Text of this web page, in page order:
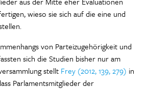
wieso sie sich auf die eine und
von Parteizugehörigkeit und
sich die Studien bisher nur am
stellt Frey (2012, 139, 279) in
Parlamentsmitglieder der